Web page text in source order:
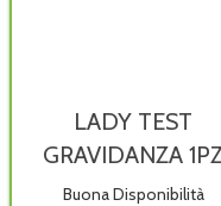
LADY TEST
GRAVIDANZA
Buona Disponibilità